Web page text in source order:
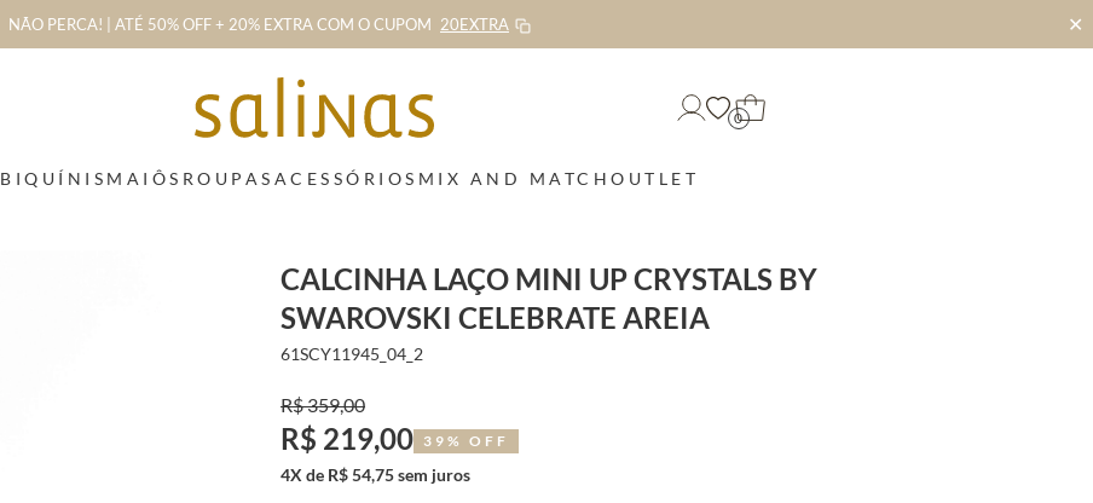
NÃO PERCA! | ATÉ 50% OFF + 20% EXTRA COM O CUPOM 20EXTRA ✕
0
BIQUÍNIS MAIÔS ROUPAS ACESSÓRIOS MIX AND MATCHOUTLET
CALCINHA LAÇO MINI UP CRYSTALS BY
SWAROVSKI CELEBRATE AREIA
61SCY11945_04_2
R$ 359,00
R$ 219,00 39% OFF
4X de R$ 54,75 sem juros